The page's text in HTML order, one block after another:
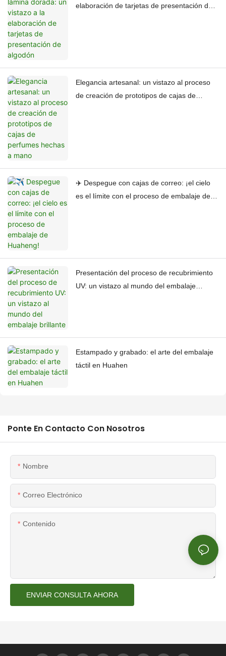
elaboración de tarjetas de presentación de
Elegancia artesanal: un vistazo al proceso
de creación de prototipos de cajas de
✈️ Despegue con cajas de correo: ¡el cielo
es el límite con el proceso de embalaje de
Presentación del proceso de recubrimiento
UV: un vistazo al mundo del embalaje
Estampado y grabado: el arte del embalaje
táctil en Huahen
Ponte En Contacto Con Nosotros
Nombre
Correo Electrónico
Contenido
ENVIAR CONSULTA AHORA